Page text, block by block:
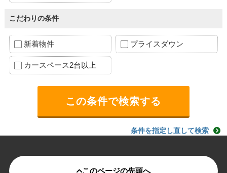
こだわりの条件
新着物件 プライスダウン
カースペース2台以上
条件を指定し直して検索
このページの先頭へ